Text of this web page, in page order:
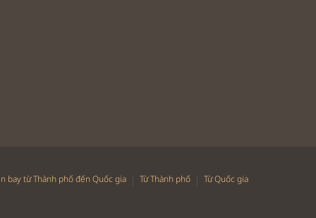
bay từ Thành phố đến Quốc gia | Từ Thành phố | Từ Quốc gia